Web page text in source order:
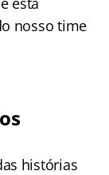
nosso time
histórias